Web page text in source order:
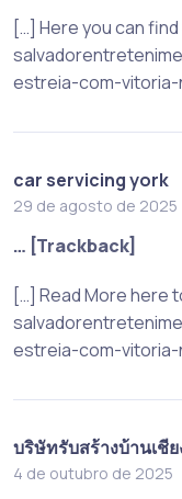
[…] Here you can
estreia-com-
car servicing york
29 de agosto de 2025
… [Trackback]
[…] Read More here
estreia-com-
บริษัทรับสร้างบ้านเชี
4 de outubro de 2025